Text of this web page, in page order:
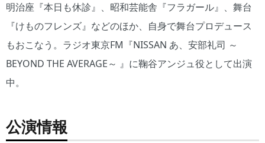
明治座『本日も休診』、昭和芸能舎『フラガール』、舞台
『けものフレンズ』などのほか、自身で舞台プロデュース
もおこなう。ラジオ東京FM『NISSAN あ、安部礼司 ～
BEYOND THE AVERAGE～ 』に鞠谷アンジュ役として出演
中。
公演情報